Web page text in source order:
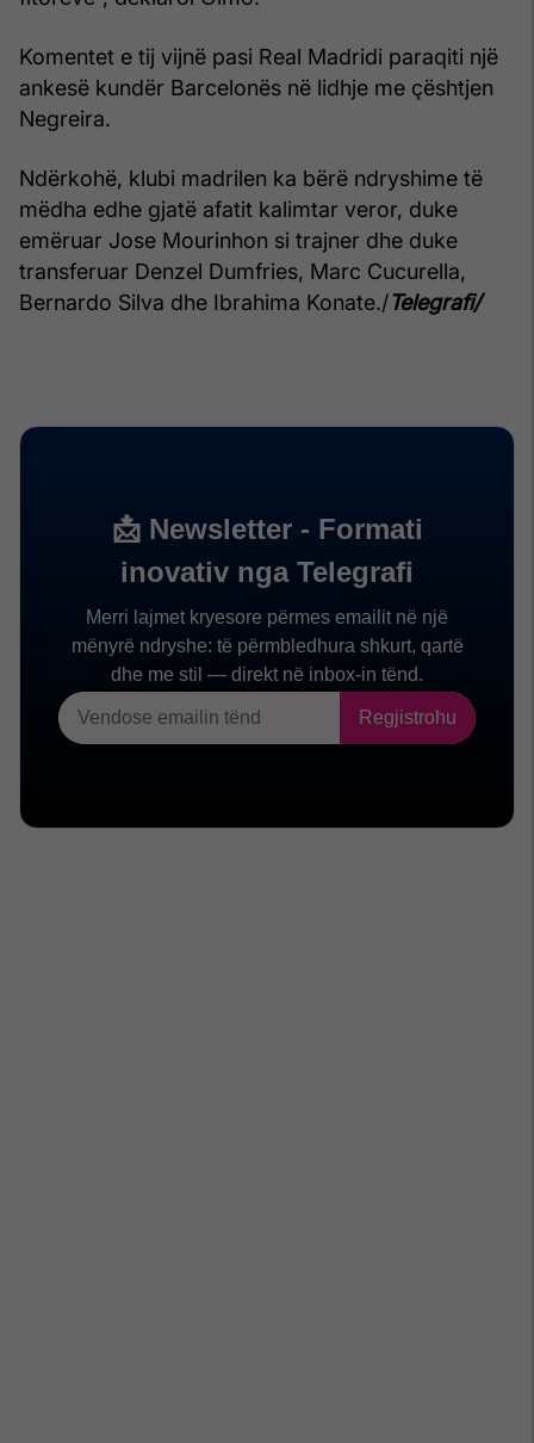
Komentet e tij vijnë pasi Real Madridi paraqiti një
ankesë kundër Barcelonës në lidhje me çështjen
Negreira.
Ndërkohë, klubi madrilen ka bërë ndryshime të
mëdha edhe gjatë afatit kalimtar veror, duke
emëruar Jose Mourinhon si trajner dhe duke
transferuar Denzel Dumfries, Marc Cucurella,
Bernardo Silva dhe Ibrahima Konate./Telegrafi/